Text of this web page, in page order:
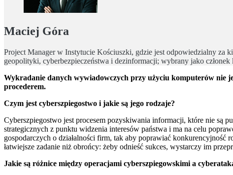
Maciej Góra
Project Manager w Instytucie Kościuszki, gdzie jest odpowiedzialny za
geopolityki, cyberbezpieczeństwa i dezinformacji; wybrany jako
Wykradanie danych wywiadowczych przy użyciu komputerów nie
procederem.
Czym jest cyberszpiegostwo i jakie są jego rodzaje?
Cyberszpiegostwo jest procesem pozyskiwania informacji, które nie są
strategicznych z punktu widzenia interesów państwa i ma na celu
gospodarczych o działalności firm, tak aby poprawiać konkurencyjność
łatwiejsze zadanie niż obrońcy: żeby odnieść sukces, wystarczy im
Jakie są różnice między operacjami cyberszpiegowskimi a